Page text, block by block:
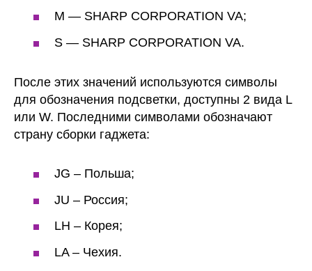
M — SHARP CORPORATION VA;
S — SHARP CORPORATION VA.
После этих значений используются символы
для обозначения подсветки, доступны 2 вида L
или W. Последними символами обозначают
страну сборки гаджета:
JG – Польша;
JU – Россия;
LH – Корея;
LA – Чехия.